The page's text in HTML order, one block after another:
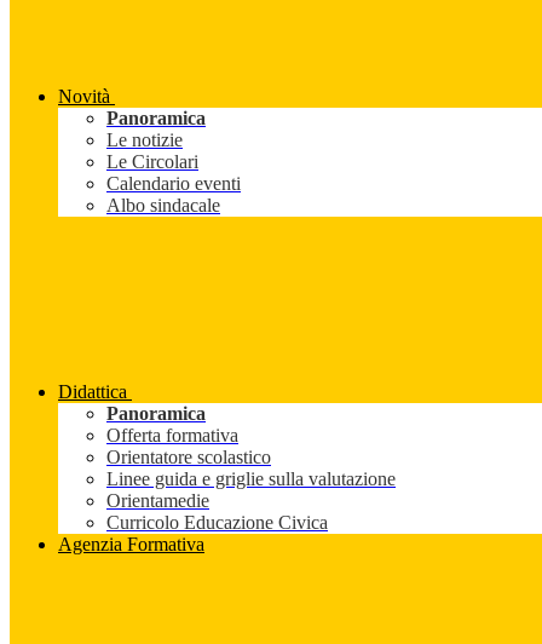
Novità
Panoramica
Le notizie
Le Circolari
Calendario eventi
Albo sindacale
Didattica
Panoramica
Offerta formativa
Orientatore scolastico
Linee guida e griglie sulla valutazione
Orientamedie
Curricolo Educazione Civica
Agenzia Formativa